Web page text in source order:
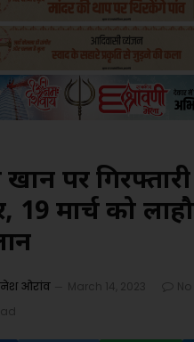
पर गिरफ्तारी
19 मार्च को
ओरांव March 14, 2023